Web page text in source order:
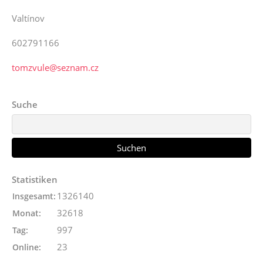
Valtínov
602791166
tomzvule@seznam.cz
Suche
Statistiken
Online: 23
Insgesamt: 1326140
Monat: 32618
Tag: 997